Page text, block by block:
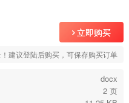
立即购买
建议登陆后购买，可保存购买订单
docx
2 页